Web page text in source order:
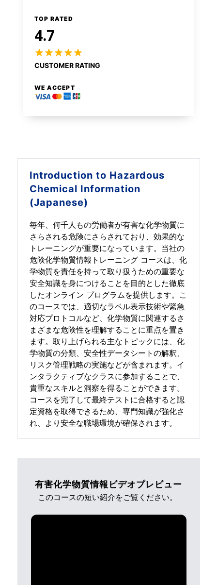
Introduction to Hazardous
Chemical Information
(Japanese)
毎年、何千人もの労働者が有害な化学物質に
さらされる危険にさらされており、効果的な
トレーニングが重要になっています。当社の
危険化学物質情報トレーニング コースは、化
学物質を責任を持って取り扱うための重要な
安全知識を身につけることを目的とした徹底
したオンライン プログラムを提供します。こ
のコースでは、適切なラベル表示技術や緊急
対応プロトコルなど、化学物質に関連するさ
まざまな危険性を理解することに重点を置き
ます。取り上げられる主なトピックには、化
学物質の分類、安全性データシートの解釈、
リスク管理戦略の実施などが含まれます。イ
ンタラクティブなクラスに参加することで、
貴重なスキルと洞察を得ることができます。
コースを完了して最終テストに合格すると認
定資格を取得できるため、専門知識が強化さ
れ、より安全な職場環境が確保されます。
有害化学物質情報ビデオプレビュー
このコースの短い紹介をご覧ください。
TOP RATED
4.7
CUSTOMER RATING
WE ACCEPT